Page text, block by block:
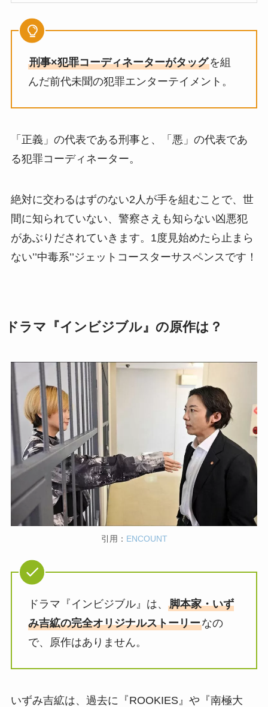
刑事×犯罪コーディネーターがタッグを組
んだ前代未聞の犯罪エンターテイメント。
「正義」の代表である刑事と、「悪」の代表であ
る犯罪コーディネーター。
絶対に交わるはずのない2人が手を組むことで、世
間に知られていない、警察さえも知らない凶悪犯
があぶりだされていきます。1度見始めたら止まら
ない’’中毒系’’ジェットコースターサスペンスです！
ドラマ『インビジブル』の原作は？
引用： ENCOUNT
ドラマ『インビジブル』は、 脚本家・いず
み吉絋の完全オリジナルストーリーなの
で、原作はありません。
いずみ吉絋は、過去に『ROOKIES』や『南極大